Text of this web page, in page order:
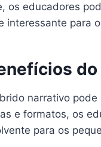
os educadores
interessante para
narrativo
e formatos, os
para os